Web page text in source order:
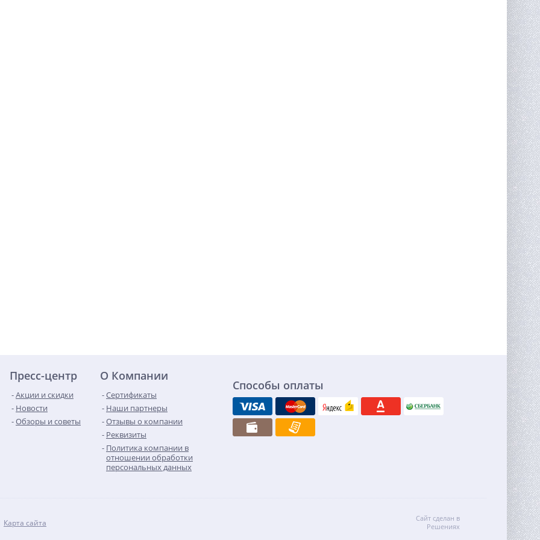
Пресс-центр
Акции и скидки
Новости
Обзоры и советы
О Компании
Сертификаты
Наши партнеры
Отзывы о компании
Реквизиты
Политика компании в
отношении обработки
персональных данных
Способы оплаты
Карта сайта
Сайт сделан в
Решениях